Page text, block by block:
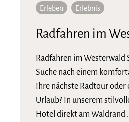
Erleben Erlebnis
Radfahren im
Radfahren im Westerwald
Suche nach einem
Ihre nächste Radtour oder
Urlaub? In unserem
Hotel direkt am Waldrand